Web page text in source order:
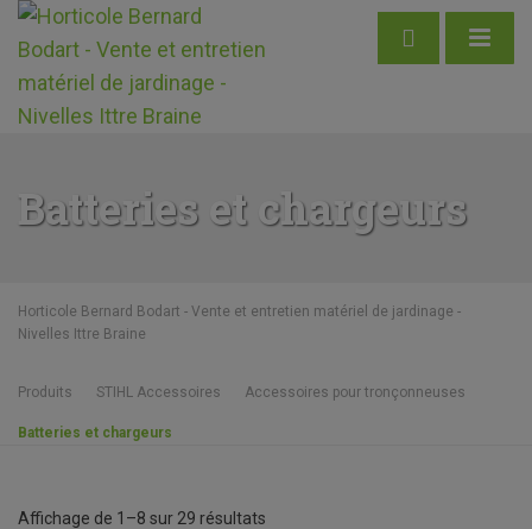
Batteries et chargeurs
Horticole Bernard Bodart - Vente et entretien matériel de jardinage -
Nivelles Ittre Braine
Produits STIHL Accessoires Accessoires pour tronçonneuses
Batteries et chargeurs
Affichage de 1–8 sur 29 résultats